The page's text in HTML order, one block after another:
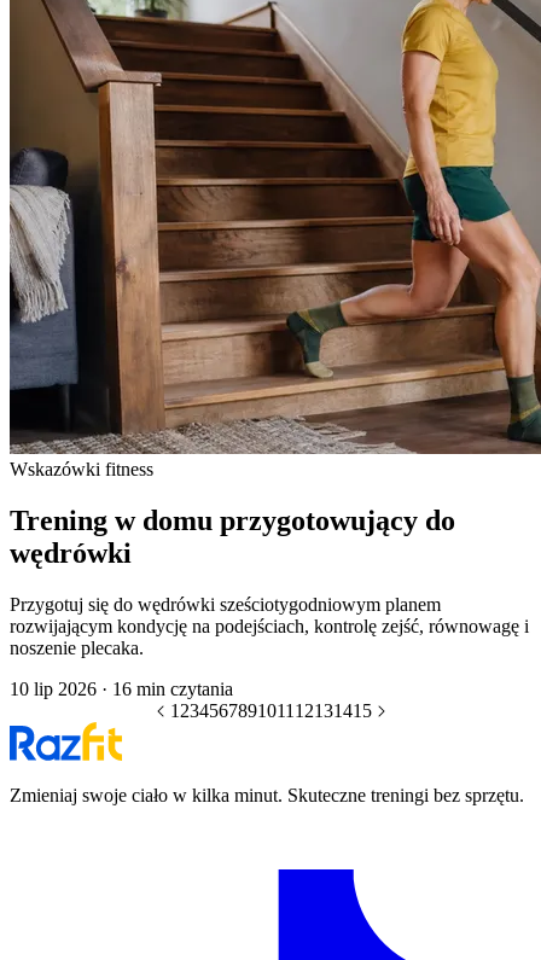
Wskazówki fitness
Trening w domu przygotowujący do
wędrówki
Przygotuj się do wędrówki sześciotygodniowym planem
rozwijającym kondycję na podejściach, kontrolę zejść, równowagę i
noszenie plecaka.
10 lip 2026 · 16 min czytania
1 234567891011 12131415
Zmieniaj swoje ciało w kilka minut. Skuteczne treningi bez sprzętu.